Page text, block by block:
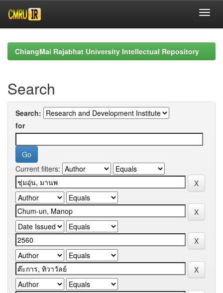
navigationChiangMai Rajabhat University Intellectual Repository
Search
Search:
for
Current filters: